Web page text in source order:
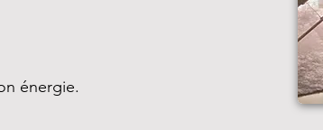
énergie.